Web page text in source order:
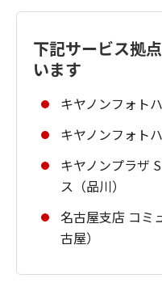
下記サービス拠
います
キヤノンフォト
キヤノンフォト
キヤノンプラザ
ス（品川）
名古屋支店 コミ
古屋）